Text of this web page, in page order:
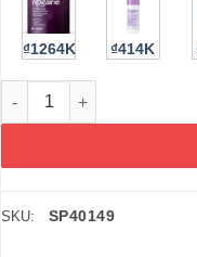
₫1264K ₫414K
Bọt mọc tóc dành cho nữ
SKU: SP40149